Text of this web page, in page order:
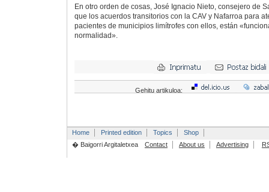
En otro orden de cosas, José Ignacio Nieto, consejero de
que los acuerdos transitorios con la CAV y Nafarroa para
pacientes de municipios limítrofes con ellos, están
normalidad».
Gehitu artikuloa:
Home Printed edition Topics
Shop
� Baigorri Argitaletxea
Contact About us Advertising